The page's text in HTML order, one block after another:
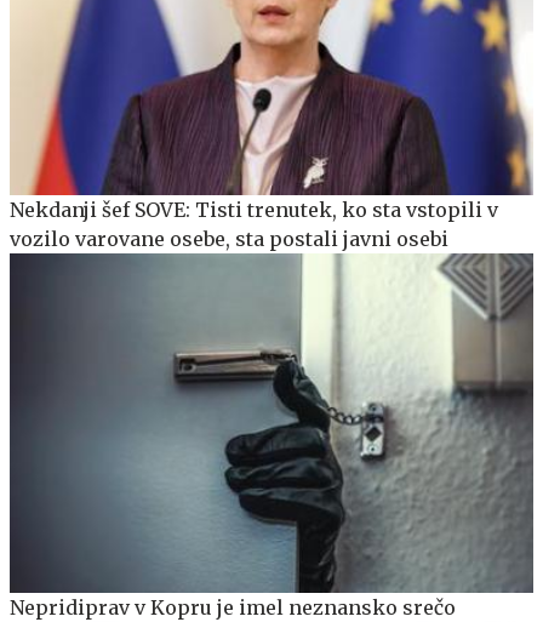
Nekdanji šef SOVE: Tisti trenutek, ko sta vstopili v
vozilo varovane osebe, sta postali javni osebi
Nepridiprav v Kopru je imel neznansko srečo